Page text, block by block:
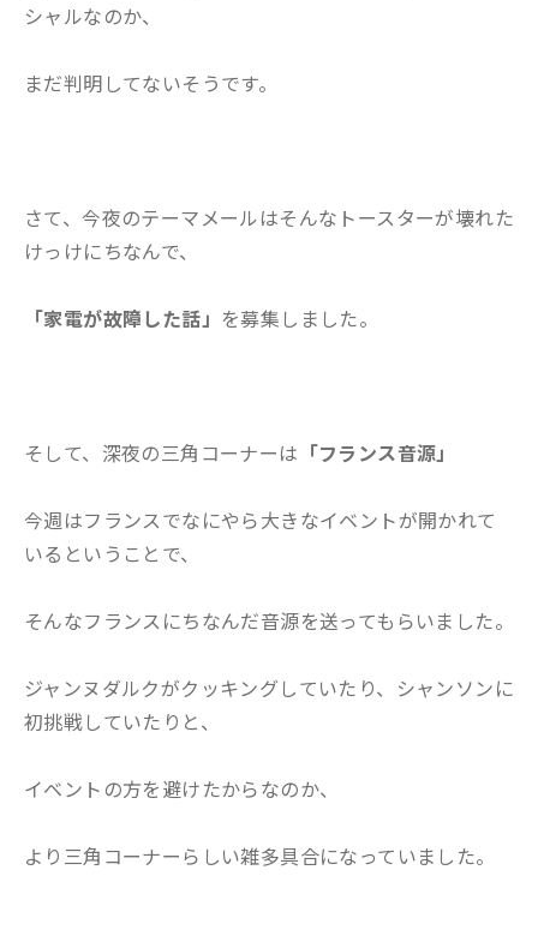
シャルなのか、
まだ判明してないそうです。
さて、今夜のテーマメールはそんなトースターが壊れた
けっけにちなんで、
「家電が故障した話」 を募集しました。
そして、深夜の三角コーナーは 「フランス音源」
今週はフランスでなにやら大きなイベントが開かれて
いるということで、
そんなフランスにちなんだ音源を送ってもらいました。
ジャンヌダルクがクッキングしていたり、シャンソンに
初挑戦していたりと、
イベントの方を避けたからなのか、
より三角コーナーらしい雑多具合になっていました。